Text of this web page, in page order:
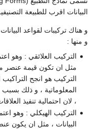
البيانات اقرب للطبيعة
و هناك تركيبات لقواعد
و منها :
التركيب العلائقي : وهو
مثل ان تكون قيمة عنصر
التركيب هو انجح
المعلوماتية ، و ذلك بسبب
، لان احتمالية تنفيذ
التركيب الهيكلي : وهو
البيانات ، مثل ان يكون